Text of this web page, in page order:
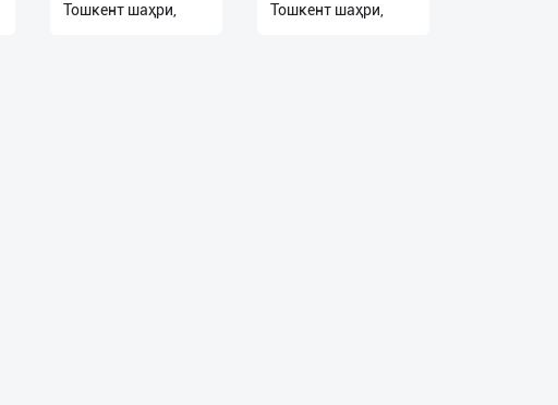
Тошкент шаҳри,
Тошкент шаҳри,